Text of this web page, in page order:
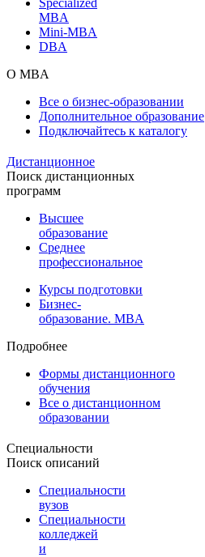
MBA
Mini-MBA
DBA
О MBA
Все о бизнес-образовании
Дополнительное образование
Подключайтесь к каталогу
Дистанционное
Поиск дистанционных
программ
Высшее
образование
Среднее
профессиональное
Курсы подготовки
Бизнес-
образование. MBA
Подробнее
Формы дистанционного
обучения
Все о дистанционном
образовании
Специальности
Поиск описаний
Специальности
вузов
Специальности
колледжей
и